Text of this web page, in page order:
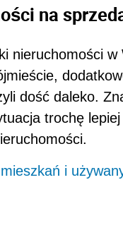
na
nieruchomości
dość daleko.
trochę
i